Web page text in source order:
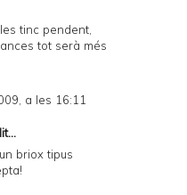
tinc pendent,
tot serà més
a les 16:11
briox tipus